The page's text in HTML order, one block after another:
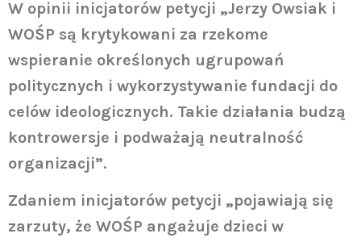
W opinii inicjatorów petycji „Jerzy Owsiak i
WOŚP są krytykowani za rzekome
wspieranie określonych ugrupowań
politycznych i wykorzystywanie fundacji do
celów ideologicznych. Takie działania budzą
kontrowersje i podważają neutralność
organizacji”.
Zdaniem inicjatorów petycji „pojawiają się
zarzuty, że WOŚP angażuje dzieci w